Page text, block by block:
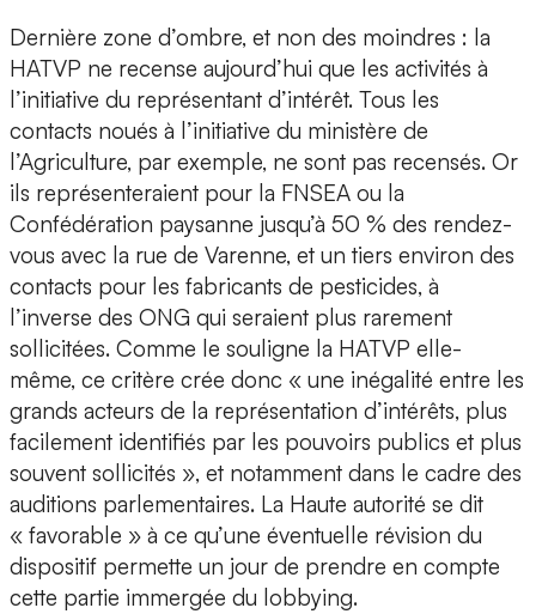
Dernière zone d’ombre, et non des moindres : la
HATVP ne recense aujourd’hui que les activités à
l’initiative du représentant d’intérêt. Tous les
contacts noués à l’initiative du ministère de
l’Agriculture, par exemple, ne sont pas recensés. Or
ils représenteraient pour la FNSEA ou la
Confédération paysanne jusqu’à 50 % des rendez-
vous avec la rue de Varenne, et un tiers environ des
contacts pour les fabricants de pesticides, à
l’inverse des ONG qui seraient plus rarement
sollicitées. Comme le souligne la HATVP elle-
même, ce critère crée donc « une inégalité entre les
grands acteurs de la représentation d’intérêts, plus
facilement identifiés par les pouvoirs publics et plus
souvent sollicités », et notamment dans le cadre des
auditions parlementaires. La Haute autorité se dit
« favorable » à ce qu’une éventuelle révision du
dispositif permette un jour de prendre en compte
cette partie immergée du lobbying.